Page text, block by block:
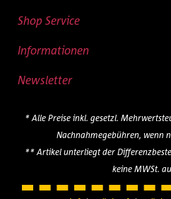
Shop Service
Informationen
Newsletter
* Alle Preise inkl. gesetzl.
Nachnahmegebühren, wenn
** Artikel unterliegt der
keine MWSt.